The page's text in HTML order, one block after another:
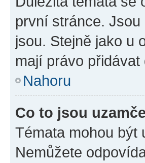
první stránce.
jsou. Stejně jako u
mají právo
Nahoru
Co to jsou
Témata mohou být
Nemůžete